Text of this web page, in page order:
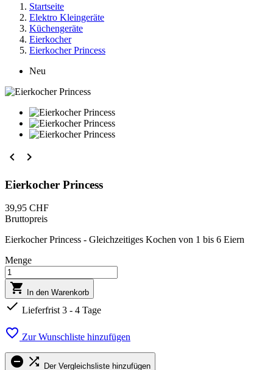
Startseite
Elektro Kleingeräte
Küchengeräte
Eierkocher
Eierkocher Princess
Neu
 
Eierkocher Princess
39,95 CHF
Bruttopreis
Eierkocher Princess - Gleichzeitiges Kochen von 1 bis 6 Eiern
Menge
 In den Warenkorb
 Lieferfrist 3 - 4 Tage
 Zur Wunschliste hinzufügen
  Der Vergleichsliste hinzufügen